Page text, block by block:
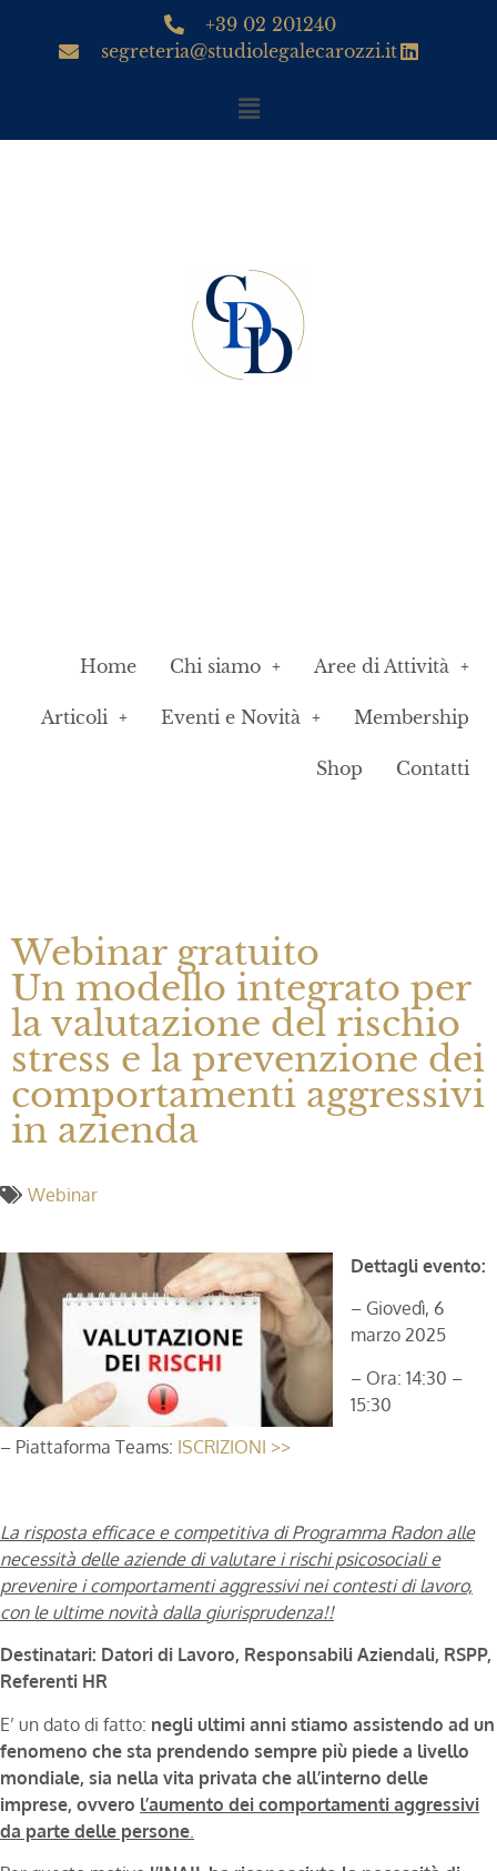
+39 02 201240
segreteria@studiolegalecarozzi.it
Home Chi siamo Aree di Attività
Articoli Eventi e Novità Membership
Shop Contatti
Webinar gratuito
Un modello integrato per
la valutazione del rischio
stress e la prevenzione dei
comportamenti aggressivi
in azienda
Webinar
Dettagli evento:
– Giovedì, 6
marzo 2025
– Ora: 14:30 –
15:30
– Piattaforma Teams: ISCRIZIONI >>
La risposta efficace e competitiva di Programma Radon alle
necessità delle aziende di valutare i rischi psicosociali e
prevenire i comportamenti aggressivi nei contesti di lavoro,
con le ultime novità dalla giurisprudenza!!
Destinatari: Datori di Lavoro, Responsabili Aziendali, RSPP,
Referenti HR
E’ un dato di fatto: negli ultimi anni stiamo assistendo ad un
fenomeno che sta prendendo sempre più piede a livello
mondiale, sia nella vita privata che all’interno delle
imprese, ovvero l’aumento dei comportamenti aggressivi
da parte delle persone